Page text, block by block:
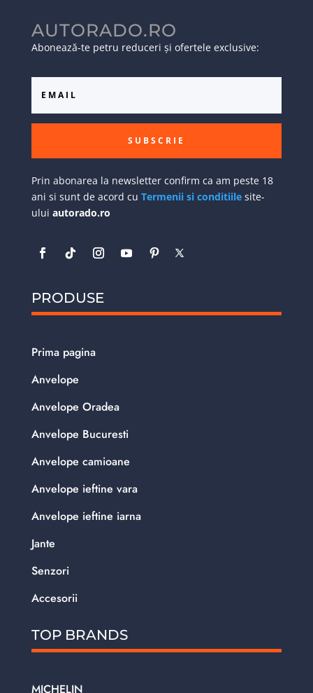
AUTORADO.RO
Abonează-te petru reduceri și ofertele exclusive:
SUBSCRIE
Prin abonarea la newsletter confirm ca am peste 18
ani si sunt de acord cu Termenii si conditiilesite-
ului autorado.ro
PRODUSE
Prima pagina
Anvelope
Anvelope Oradea
Anvelope Bucuresti
Anvelope camioane
Anvelope ieftine vara
Anvelope ieftine iarna
Jante
Senzori
Accesorii
TOP BRANDS
MICHELIN